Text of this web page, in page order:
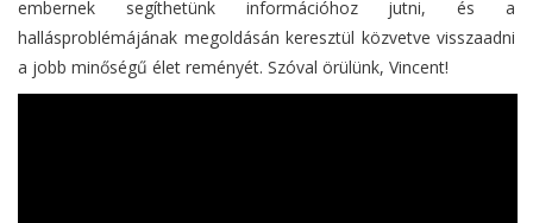
embernek segíthetünk információhoz jutni, és a
hallásproblémájának megoldásán keresztül közvetve visszaadni
a jobb minőségű élet reményét. Szóval örülünk, Vincent!